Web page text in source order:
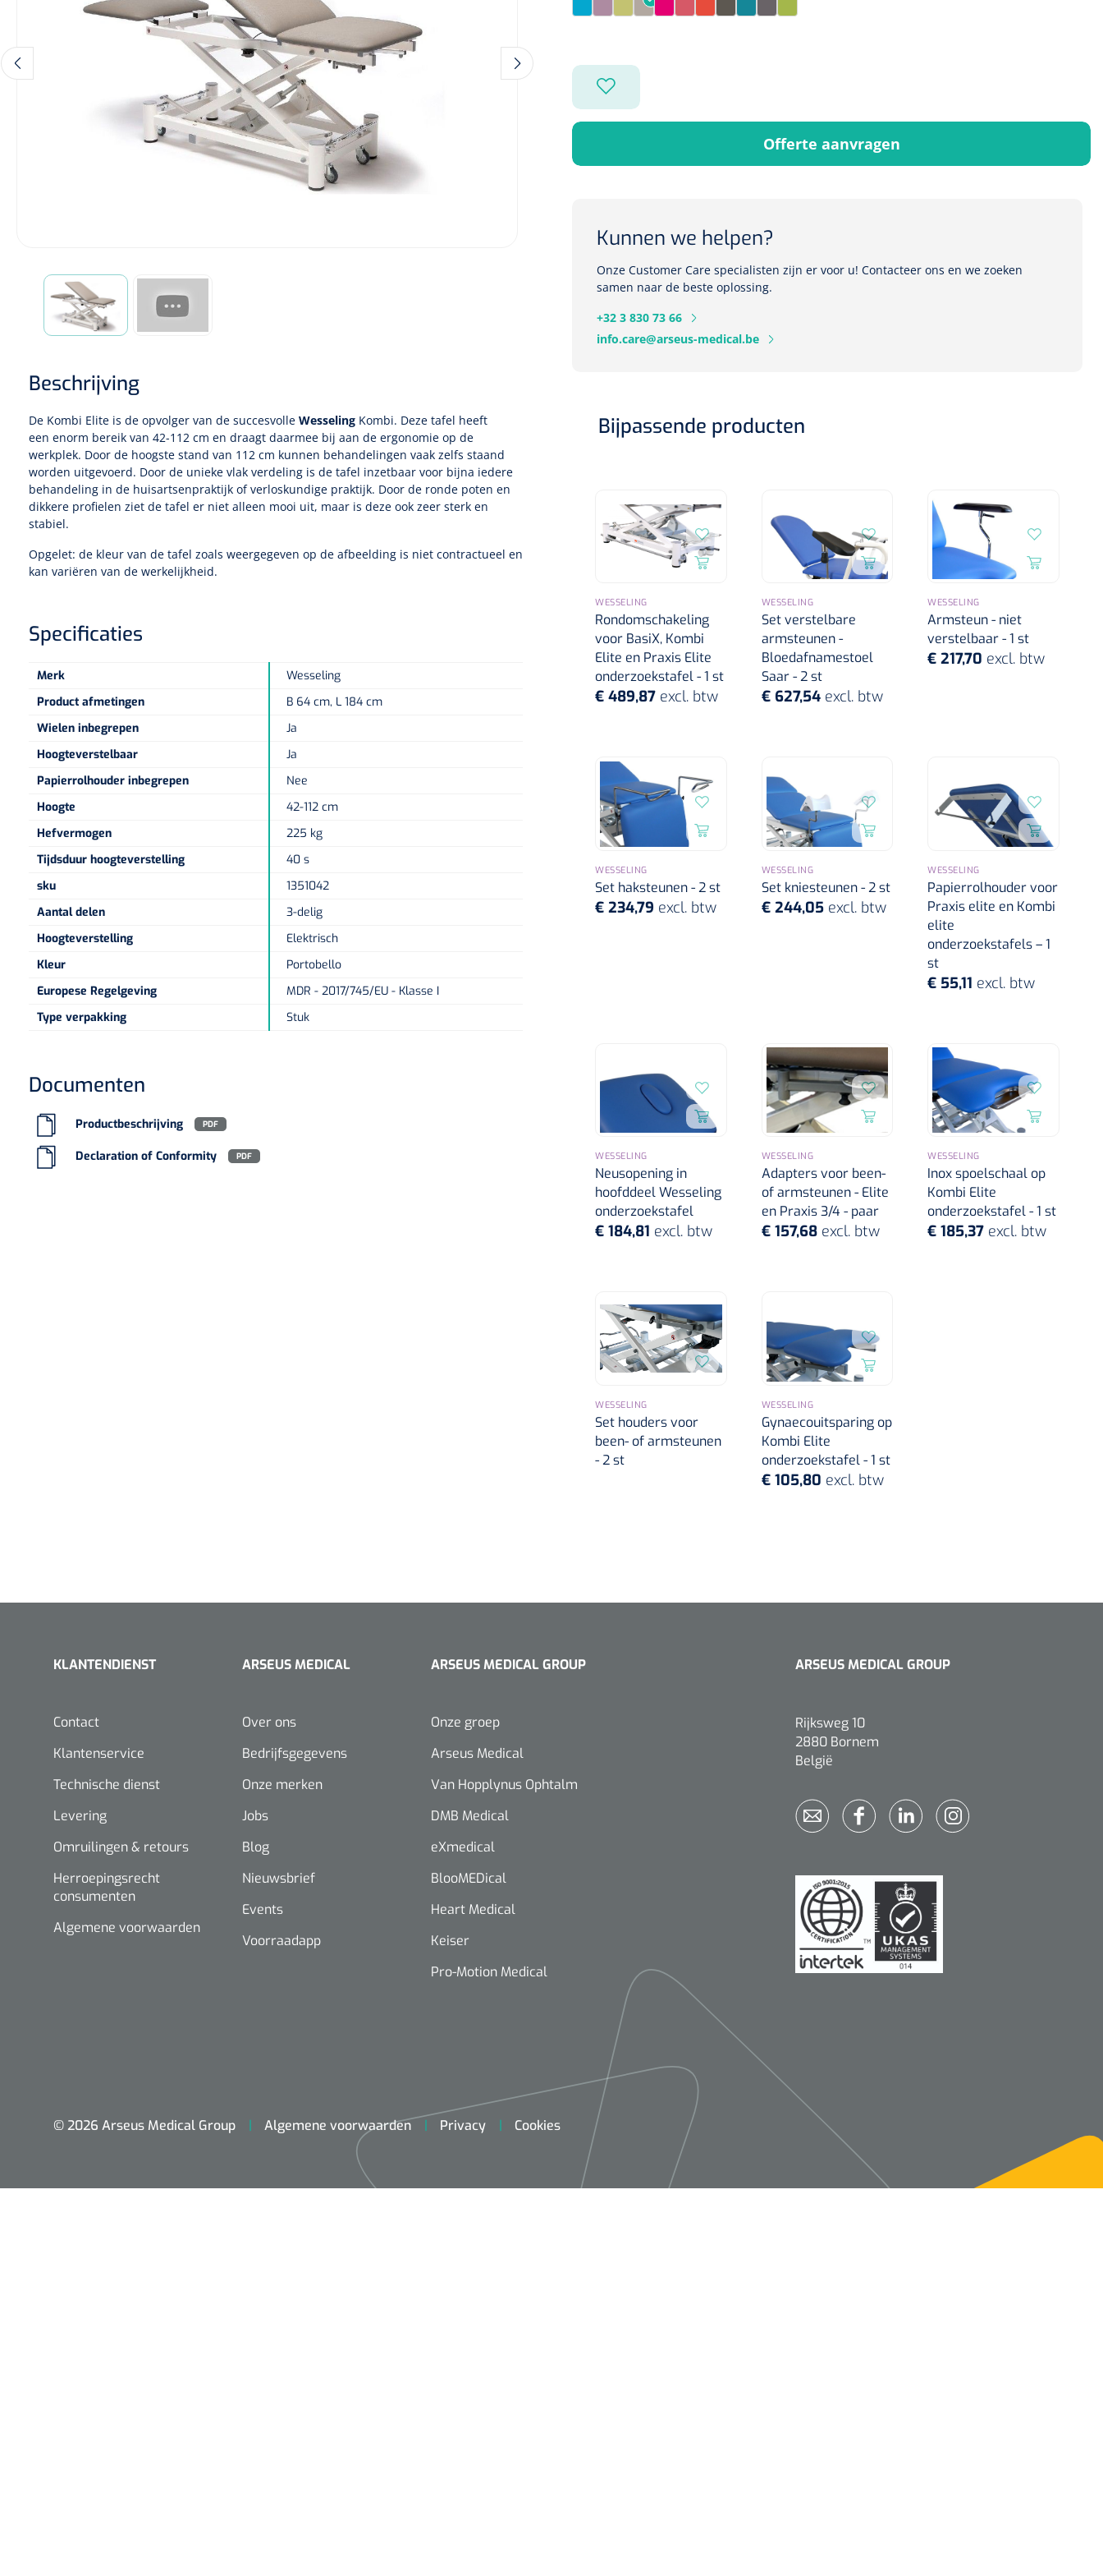
Incontinentiezorg
Injectiemateriaal
Instrumenten
Monitoring
Beschrijving
De Kombi Elite is de opvolger van de succesvolle Wesseling Kombi. Deze tafel heeft
een enorm bereik van 42-112 cm en draagt daarmee bij aan de ergonomie op de
werkplek. Door de hoogste stand van 112 cm kunnen behandelingen vaak zelfs staand
worden uitgevoerd. Door de unieke vlak verdeling is de tafel inzetbaar voor bijna iedere
behandeling in de huisartsenpraktijk of verloskundige praktijk. Door de ronde poten en
dikkere profielen ziet de tafel er niet alleen mooi uit, maar is deze ook zeer sterk en
stabiel.
Opgelet: de kleur van de tafel zoals weergegeven op de afbeelding is niet contractueel en
kan variëren van de werkelijkheid.
Specificaties
Merk
Wesseling
Product afmetingen
B 64 cm, L 184 cm
Wielen inbegrepen
Ja
Hoogteverstelbaar
Ja
Papierrolhouder inbegrepen
Nee
Hoogte
42-112 cm
Hefvermogen
225 kg
Tijdsduur hoogteverstelling
40 s
sku
1351042
Aantal delen
3-delig
Hoogteverstelling
Elektrisch
Kleur
Portobello
Europese Regelgeving
MDR - 2017/745/EU - Klasse I
Type verpakking
Stuk
Documenten
Productbeschrijving PDF
Declaration of Conformity PDF
Pagode Blue
Pimpelle
PomeloPortobello
Raspberry
SiennaSunrise
Taupe
TealTitanium
Zest
Offerte aanvragen
Kunnen we helpen?
Onze Customer Care specialisten zijn er voor u! Contacteer ons en we zoeken
samen naar de beste oplossing.
+32 3 830 73 66
info.care@arseus-medical.be
Bijpassende producten
WESSELING
Rondomschakeling
voor BasiX, Kombi
Elite en Praxis Elite
onderzoekstafel - 1 st
€ 489,87 excl. btw
WESSELING
Set verstelbare
armsteunen -
Bloedafnamestoel
Saar - 2 st
€ 627,54 excl. btw
WESSELING
Armsteun - niet
verstelbaar - 1 st
€ 217,70 excl. btw
WESSELING
Set haksteunen - 2 st
€ 234,79 excl. btw
WESSELING
Set kniesteunen - 2 st
€ 244,05 excl. btw
WESSELING
Papierrolhouder voor
Praxis elite en Kombi
elite
onderzoekstafels – 1
st
€ 55,11 excl. btw
WESSELING
Neusopening in
hoofddeel Wesseling
onderzoekstafel
€ 184,81 excl. btw
WESSELING
Adapters voor been-
of armsteunen - Elite
en Praxis 3/4 - paar
€ 157,68 excl. btw
WESSELING
Inox spoelschaal op
Kombi Elite
onderzoekstafel - 1 st
€ 185,37 excl. btw
WESSELING
Set houders voor
been- of armsteunen
- 2 st
WESSELING
Gynaecouitsparing op
Kombi Elite
onderzoekstafel - 1 st
€ 105,80 excl. btw
KLANTENDIENST
Contact
Klantenservice
Technische dienst
Levering
Omruilingen & retours
Herroepingsrecht
consumenten
Algemene voorwaarden
ARSEUS MEDICAL
Over ons
Bedrijfsgegevens
Onze merken
Jobs
Blog
Nieuwsbrief
Events
Voorraadapp
ARSEUS MEDICAL GROUP
Onze groep
Arseus Medical
Van Hopplynus Ophtalm
DMB Medical
eXmedical
BlooMEDical
Heart Medical
Keiser
Pro-Motion Medical
ARSEUS MEDICAL GROUP
Rijksweg 10
2880 Bornem
België
© 2026 Arseus Medical Group Algemene voorwaarden Privacy Cookies